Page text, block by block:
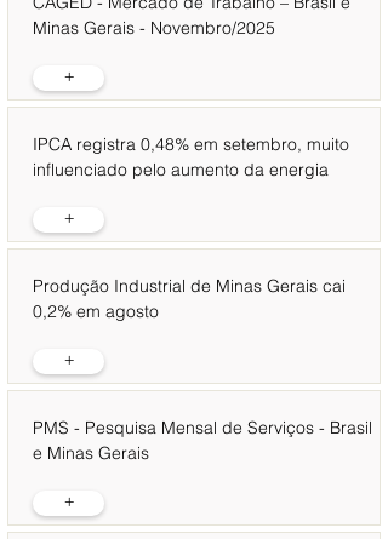
Minas Gerais - Novembro/2025
+
IPCA registra 0,48% em setembro, muito
influenciado pelo aumento da energia
+
Produção Industrial de Minas Gerais cai
0,2% em agosto
+
PMS - Pesquisa Mensal de Serviços - Brasil
e Minas Gerais
+